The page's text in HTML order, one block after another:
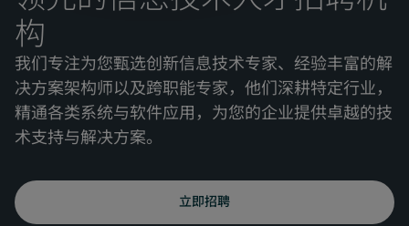
构
我们专注为您甄选创新信息技术专家、经验丰富的解
决方案架构师以及跨职能专家，他们深耕特定行业，
精通各类系统与软件应用，为您的企业提供卓越的技
术支持与解决方案。
立即招聘